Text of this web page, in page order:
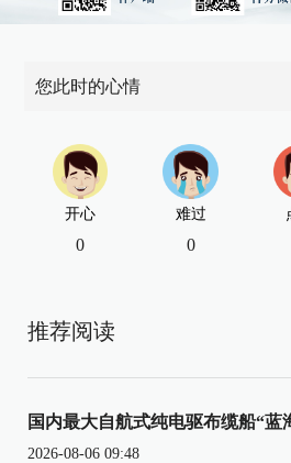
您此时的心情
开心
0
难过
0
推荐阅读
国内最大自航式纯电驱布缆船“蓝
2026-08-06 09:48